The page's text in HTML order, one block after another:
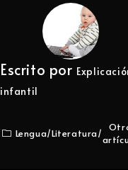
Escrito por
infantil
Lengua/Literatura/